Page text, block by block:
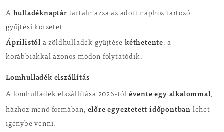
A hulladéknaptár tartalmazza az adott naphoz tartozó
gyűjtési körzetet.
Áprilistól a zöldhulladék gyűjtése kéthetente, a
korábbiakkal azonos módon folytatódik.
Lomhulladék elszállítás
A lomhulladék elszállítása 2026-tól évente egy alkalommal,
házhoz menő formában, előre egyeztetett időpontban lehet
igénybe venni.